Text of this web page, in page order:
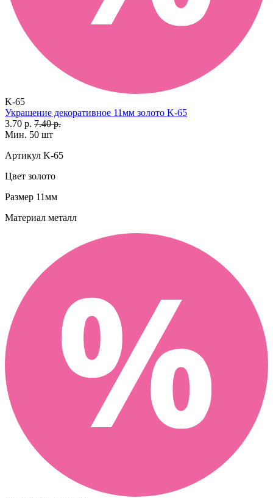
K-65
Украшение декоративное 11мм золото K-65
3.70 р. 7.40 р.
Мин. 50 шт
Артикул K-65
Цвет золото
Размер 11мм
Материал металл